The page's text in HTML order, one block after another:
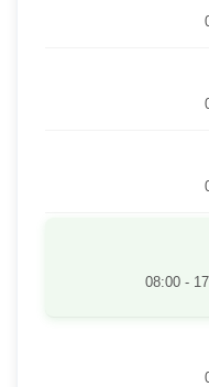
08:00 -